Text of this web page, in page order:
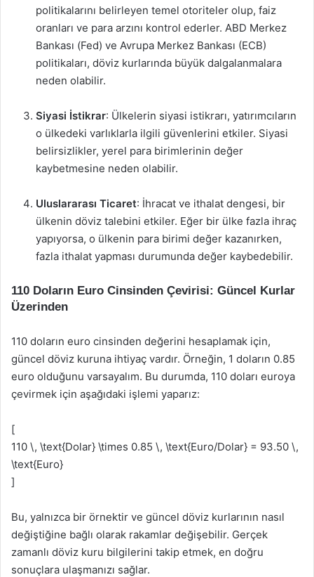
politikalarını belirleyen temel otoriteler olup, faiz
oranları ve para arzını kontrol ederler. ABD Merkez
Bankası (Fed) ve Avrupa Merkez Bankası (ECB)
politikaları, döviz kurlarında büyük dalgalanmalara
neden olabilir.
Siyasi İstikrar: Ülkelerin siyasi istikrarı, yatırımcıların
o ülkedeki varlıklarla ilgili güvenlerini etkiler. Siyasi
belirsizlikler, yerel para birimlerinin değer
kaybetmesine neden olabilir.
Uluslararası Ticaret: İhracat ve ithalat dengesi, bir
ülkenin döviz talebini etkiler. Eğer bir ülke fazla ihraç
yapıyorsa, o ülkenin para birimi değer kazanırken,
fazla ithalat yapması durumunda değer kaybedebilir.
110 Doların Euro Cinsinden Çevirisi: Güncel Kurlar
Üzerinden
110 doların euro cinsinden değerini hesaplamak için,
güncel döviz kuruna ihtiyaç vardır. Örneğin, 1 doların 0.85
euro olduğunu varsayalım. Bu durumda, 110 doları euroya
çevirmek için aşağıdaki işlemi yaparız:
[
110 \, \text{Dolar} \times 0.85 \, \text{Euro/Dolar} = 93.50 \,
\text{Euro}
]
Bu, yalnızca bir örnektir ve güncel döviz kurlarının nasıl
değiştiğine bağlı olarak rakamlar değişebilir. Gerçek
zamanlı döviz kuru bilgilerini takip etmek, en doğru
sonuçlara ulaşmanızı sağlar.